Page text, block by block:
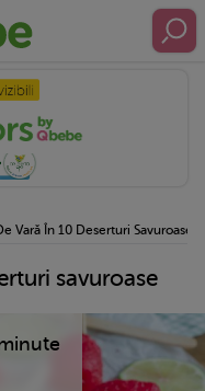
Vară În 10 Deserturi Savuroase
savuroase